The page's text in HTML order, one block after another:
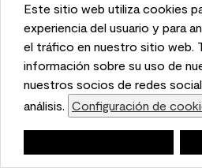
This website uses cookies to
and to analyze performance
We also share information
with our social media,
partners. Cookie Settings
Este sitio web utiliza cookies
experiencia del usuario y para
el tráfico en nuestro sitio web.
información sobre su uso de
nuestros socios de redes
análisis. Configuración de
Q: What Aura
should I use in
entryway?
1 Answer